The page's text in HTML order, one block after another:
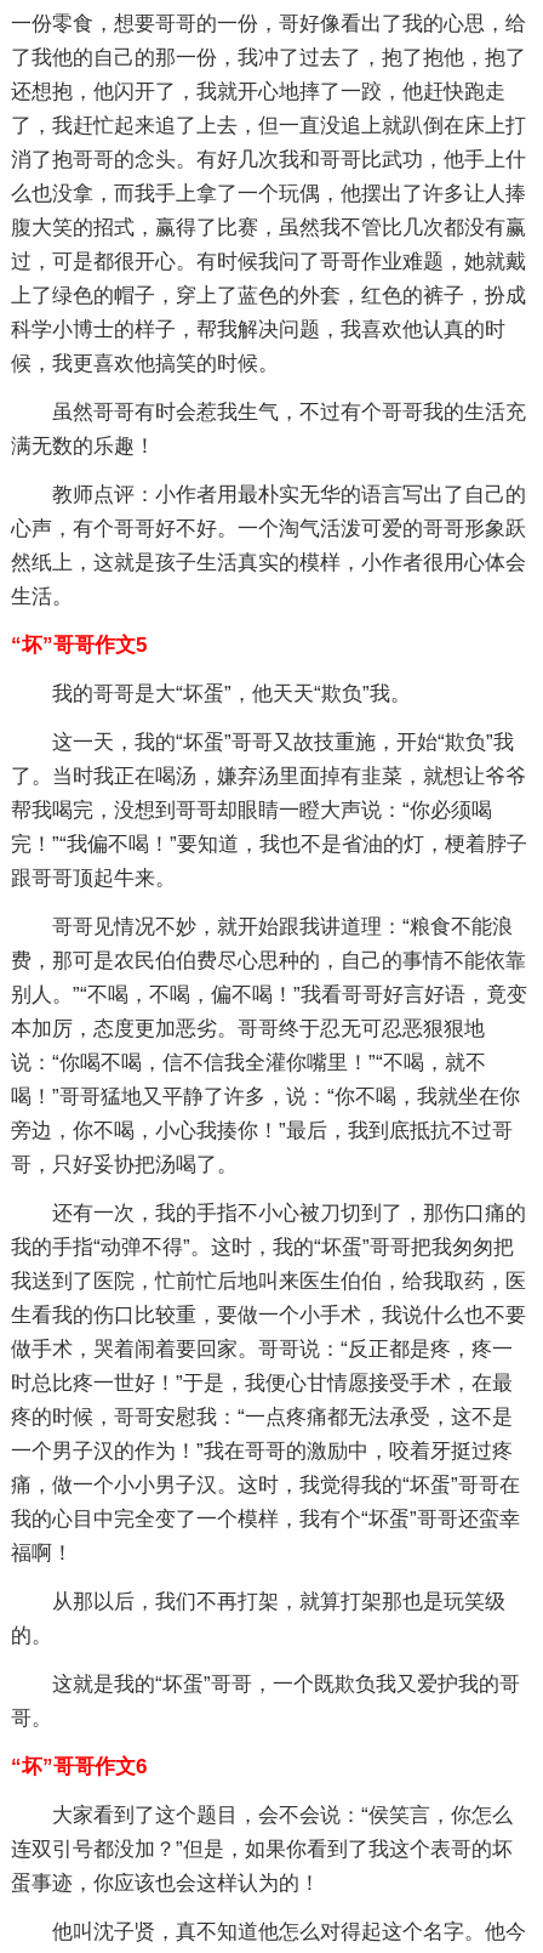
一份零食，想要哥哥的一份，哥好像看出了我的心思，给
了我他的自己的那一份，我冲了过去了，抱了抱他，抱了
还想抱，他闪开了，我就开心地摔了一跤，他赶快跑走
了，我赶忙起来追了上去，但一直没追上就趴倒在床上打
消了抱哥哥的念头。有好几次我和哥哥比武功，他手上什
么也没拿，而我手上拿了一个玩偶，他摆出了许多让人捧
腹大笑的招式，赢得了比赛，虽然我不管比几次都没有赢
过，可是都很开心。有时候我问了哥哥作业难题，她就戴
上了绿色的帽子，穿上了蓝色的外套，红色的裤子，扮成
科学小博士的样子，帮我解决问题，我喜欢他认真的时
候，我更喜欢他搞笑的时候。
虽然哥哥有时会惹我生气，不过有个哥哥我的生活充
满无数的乐趣！
教师点评：小作者用最朴实无华的语言写出了自己的
心声，有个哥哥好不好。一个淘气活泼可爱的哥哥形象跃
然纸上，这就是孩子生活真实的模样，小作者很用心体会
生活。
“坏”哥哥作文5
我的哥哥是大“坏蛋”，他天天“欺负”我。
这一天，我的“坏蛋”哥哥又故技重施，开始“欺负”我
了。当时我正在喝汤，嫌弃汤里面掉有韭菜，就想让爷爷
帮我喝完，没想到哥哥却眼睛一瞪大声说：“你必须喝
完！”“我偏不喝！”要知道，我也不是省油的灯，梗着脖子
跟哥哥顶起牛来。
哥哥见情况不妙，就开始跟我讲道理：“粮食不能浪
费，那可是农民伯伯费尽心思种的，自己的事情不能依靠
别人。”“不喝，不喝，偏不喝！”我看哥哥好言好语，竟变
本加厉，态度更加恶劣。哥哥终于忍无可忍恶狠狠地
说：“你喝不喝，信不信我全灌你嘴里！”“不喝，就不
喝！”哥哥猛地又平静了许多，说：“你不喝，我就坐在你
旁边，你不喝，小心我揍你！”最后，我到底抵抗不过哥
哥，只好妥协把汤喝了。
还有一次，我的手指不小心被刀切到了，那伤口痛的
我的手指“动弹不得”。这时，我的“坏蛋”哥哥把我匆匆把
我送到了医院，忙前忙后地叫来医生伯伯，给我取药，医
生看我的伤口比较重，要做一个小手术，我说什么也不要
做手术，哭着闹着要回家。哥哥说：“反正都是疼，疼一
时总比疼一世好！”于是，我便心甘情愿接受手术，在最
疼的时候，哥哥安慰我：“一点疼痛都无法承受，这不是
一个男子汉的作为！”我在哥哥的激励中，咬着牙挺过疼
痛，做一个小小男子汉。这时，我觉得我的“坏蛋”哥哥在
我的心目中完全变了一个模样，我有个“坏蛋”哥哥还蛮幸
福啊！
从那以后，我们不再打架，就算打架那也是玩笑级
的。
这就是我的“坏蛋”哥哥，一个既欺负我又爱护我的哥
哥。
“坏”哥哥作文6
大家看到了这个题目，会不会说：“侯笑言，你怎么
连双引号都没加？”但是，如果你看到了我这个表哥的坏
蛋事迹，你应该也会这样认为的！
他叫沈子贤，真不知道他怎么对得起这个名字。他今